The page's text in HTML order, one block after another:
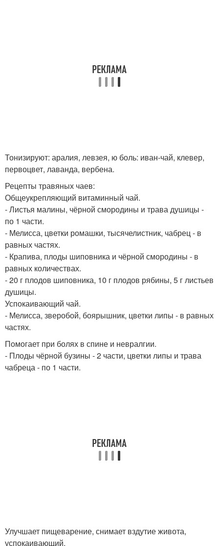
Тонизируют: аралия, левзея, ю боль: иван-чай, клевер,
первоцвет, лаванда, вербена.
Рецепты травяных чаев:
Общеукрепляющий витаминный чай.
- Листья малины, чёрной смородины и трава душицы -
по 1 части.
- Мелисса, цветки ромашки, тысячелистник, чабрец - в
равных частях.
- Крапива, плоды шиповника и чёрной смородины - в
равных количествах.
- 20 г плодов шиповника, 10 г плодов рябины, 5 г листьев
душицы.
Успокаивающий чай.
- Мелисса, зверобой, боярышник, цветки липы - в равных
частях.
Помогает при болях в спине и невралгии.
- Плоды чёрной бузины - 2 части, цветки липы и трава
чабреца - по 1 части.
Улучшает пищеварение, снимает вздутие живота,
успокаивающий.